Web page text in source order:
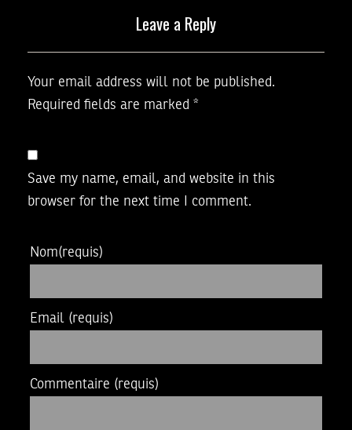
Leave a Reply
Your email address will not be published.
Required fields are marked *
Save my name, email, and website in this
browser for the next time I comment.
Nom(requis)
Email (requis)
Commentaire (requis)